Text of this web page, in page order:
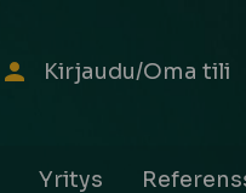
Kirjaudu/Oma tili
Yritys